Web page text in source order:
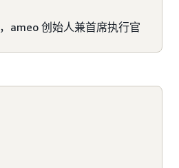
，ameo 创始人兼首席执行官